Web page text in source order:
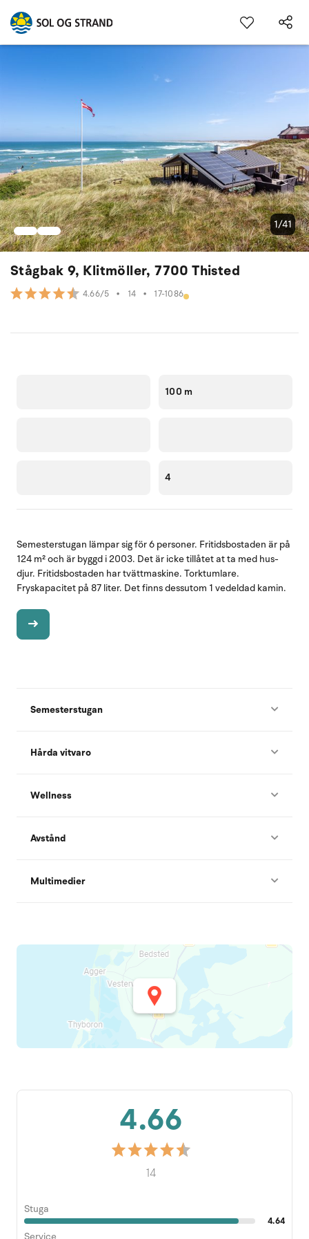
Stågbak 9, Klitmöller, 7700 Thisted
4.66/5 • 14 • 17-1086
1/41
100 m
4
Semesterstugan lämpar sig för 6 personer. Fritidsbostaden är på
124 m² och är byggd i 2003. Det är icke tillåtet at ta med hus-
djur. Fritidsbostaden har tvättmaskine. Torktumlare.
Fryskapacitet på 87 liter. Det finns dessutom 1 vedeldad kamin.
Semesterstugan
Hårda vitvaro
Wellness
Avstånd
Multimedier
4.66
14
Stuga
4.64
Service